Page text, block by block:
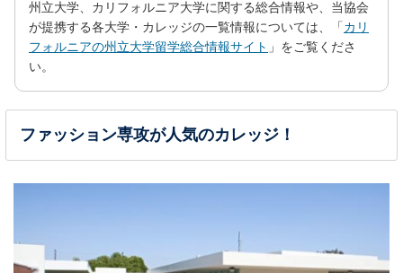
州立大学、カリフォルニア大学に関する総合情報や、当協会
が提携する各大学・カレッジの一覧情報については、「 カリ
フォルニアの州立大学留学総合情報サイト 」をご覧くださ
い。
ファッション専攻が人気のカレッジ！